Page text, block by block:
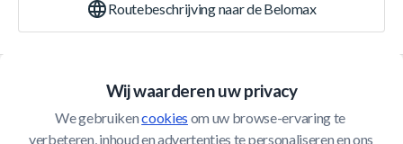
Wij waarderen uw privacy
We gebruiken cookies om uw browse-ervaring te
verbeteren, inhoud en advertenties te personaliseren en ons
Klantenservice
Routebeschrijving naar de Belomax